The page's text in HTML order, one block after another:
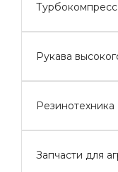
Рукава
Резинотехника
Запчасти для